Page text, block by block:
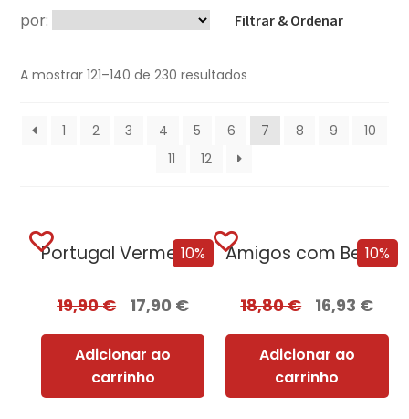
por:
Filtrar & Ordenar
A mostrar 121–140 de 230 resultados
1 2 3 4 5 6 7 8 9
10
11
12
10%
Portugal Vermelho + Oferta Leonor de Aquitânia
19,90€ 17,90 €
Adicionar ao
carrinho
10%
Amigos com Benefícios
18,80€ 16,93 €
Adicionar ao
carrinho